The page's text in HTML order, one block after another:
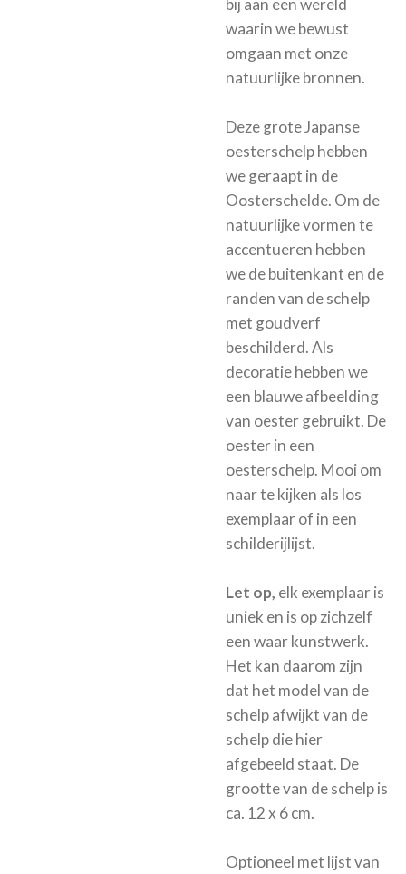
bij aan een wereld
waarin we bewust
omgaan met onze
natuurlijke bronnen.
Deze grote Japanse
oesterschelp hebben
we geraapt in de
Oosterschelde. Om de
natuurlijke vormen te
accentueren hebben
we de buitenkant en de
randen van de schelp
met goudverf
beschilderd. Als
decoratie hebben we
een blauwe afbeelding
van oester gebruikt. De
oester in een
oesterschelp. Mooi om
naar te kijken als los
exemplaar of in een
schilderijlijst.
Let op, elk exemplaar is
uniek en is op zichzelf
een waar kunstwerk.
Het kan daarom zijn
dat het model van de
schelp afwijkt van de
schelp die hier
afgebeeld staat. De
grootte van de schelp is
ca. 12 x 6 cm.
Optioneel met lijst van